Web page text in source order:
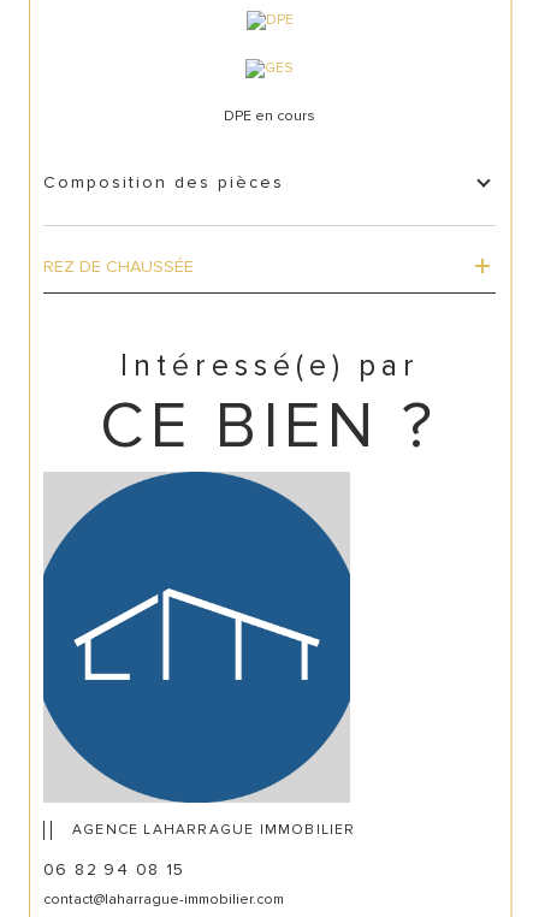
DPE en cours
Composition des pièces
REZ DE CHAUSSÉE
Intéressé(e) par
CE BIEN ?
AGENCE LAHARRAGUE IMMOBILIER
06 82 94 08 15
contact@laharrague-immobilier.com